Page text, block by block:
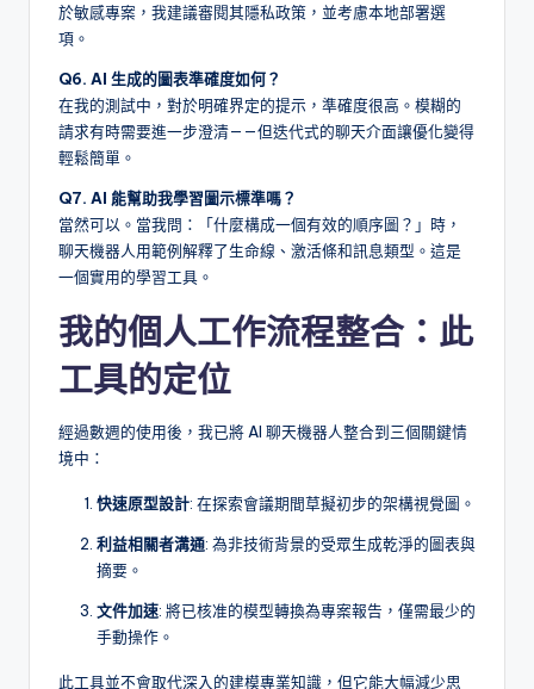
於敏感專案，我建議審閱其隱私政策，並考慮本地部署選
項。
Q6. AI 生成的圖表準確度如何？
在我的測試中，對於明確界定的提示，準確度很高。模糊的
請求有時需要進一步澄清——但迭代式的聊天介面讓優化變得
輕鬆簡單。
Q7. AI 能幫助我學習圖示標準嗎？
當然可以。當我問：「什麼構成一個有效的順序圖？」時，
聊天機器人用範例解釋了生命線、激活條和訊息類型。這是
一個實用的學習工具。
我的個人工作流程整合：此
工具的定位
經過數週的使用後，我已將 AI 聊天機器人整合到三個關鍵情
境中：
快速原型設計: 在探索會議期間草擬初步的架構視覺圖。
利益相關者溝通: 為非技術背景的受眾生成乾淨的圖表與
摘要。
文件加速: 將已核准的模型轉換為專案報告，僅需最少的
手動操作。
此工具並不會取代深入的建模專業知識，但它能大幅減少思